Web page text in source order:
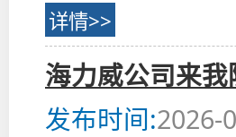
详情>>
海力威公司来
发布时间:2026-